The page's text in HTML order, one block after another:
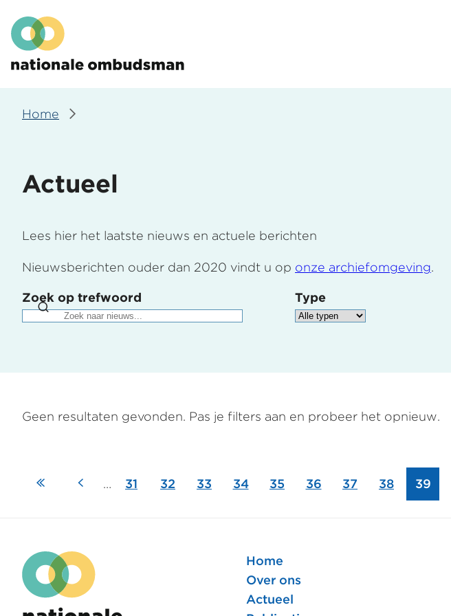
en
naar
de
Hoofdmenu
Home
Actueel
Lees hier het laatste nieuws en actuele berichten
Nieuwsberichten ouder dan 2020 vindt u op onze archiefomgeving.
Zoek op trefwoord Type
Geen resultaten gevonden. Pas je filters aan en probeer het opnieuw.
Eerste Vorige
… Pagina
31 Pagina
32 Pagina
33 Pagina
34 Pagina
35 Pagina
36 Pagina
37 Pagina
38 Pagina
39
Footer
hoofdmenu
Home
Over ons
Actueel